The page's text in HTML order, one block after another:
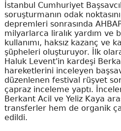
İstanbul Cumhuriyet
soruşturmanın odak
depremleri sonrasında
milyarlarca liralık yardım ve
kullanımı, haksız kazanç ve
şüpheleri oluşturuyor. İlk
Haluk Levent'in kardeşi
hareketlerini inceleyen
düzenlenen festival rüşvet
çapraz inceleme yaptı.
Berkant Acil ve Yeliz Kaya
transferler hem de organik
edildi.